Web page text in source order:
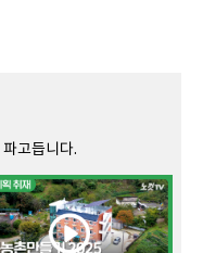
고듭니다.